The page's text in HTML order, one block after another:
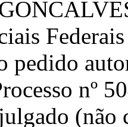
pedido
nº
(não